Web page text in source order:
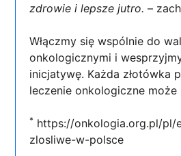
zdrowie i lepsze jutro. –
Włączmy się wspólnie do
onkologicznymi i
inicjatywę. Każda złotówka
leczenie onkologiczne może
* https://onkologia.org.pl/
zlosliwe-w-polsce